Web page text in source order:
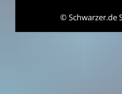
©Schwarzer.de